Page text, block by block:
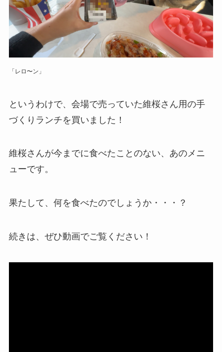
「レロ〜ン 」
というわけで、会場で売っていた維桜さん用の手
づくりランチを買いました！
維桜さんが今までに食べたことのない、あのメニ
ューです。
果たして、何を食べたのでしょうか・・・？
続きは、ぜひ動画でご覧ください！